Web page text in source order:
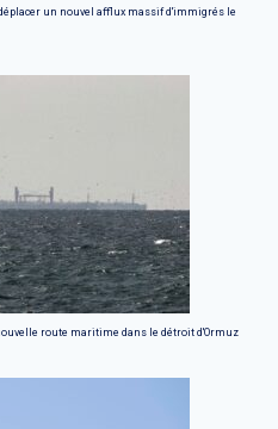
un nouvel afflux massif d'immigrés le
route maritime dans le détroit d'Ormuz